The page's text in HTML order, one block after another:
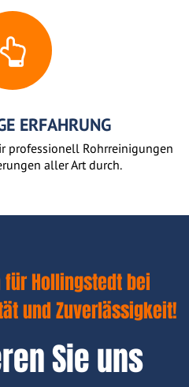
ERFAHRUNG
professionell Rohrreinigungen
aller Art durch.
Hollingstedt bei
und Zuverlässigkeit!
Sie uns